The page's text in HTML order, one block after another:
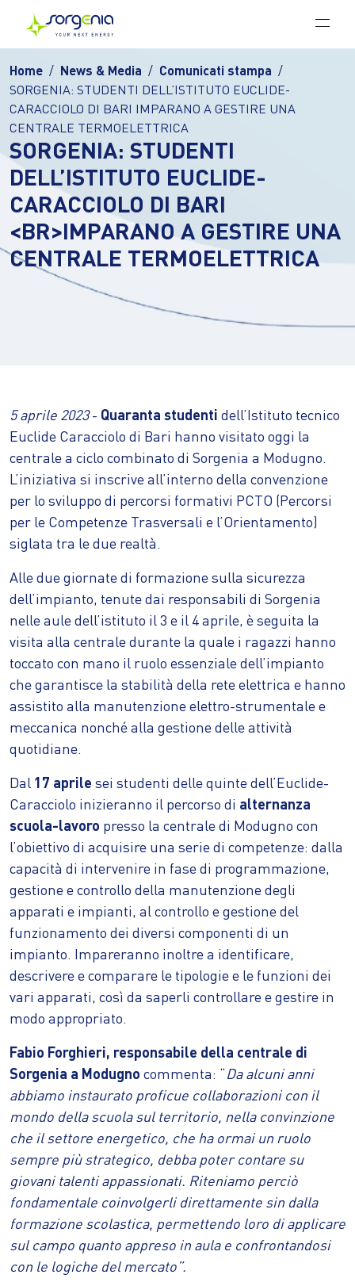
Vai al contenuto principale
Home News & Media
Comunicati stampa
SORGENIA: STUDENTI DELL’ISTITUTO EUCLIDE-
CARACCIOLO DI BARI IMPARANO A GESTIRE UNA
CENTRALE TERMOELETTRICA
SORGENIA: STUDENTI
DELL’ISTITUTO EUCLIDE-
CARACCIOLO DI BARI
<BR>IMPARANO A GESTIRE UNA
CENTRALE TERMOELETTRICA
5 aprile 2023- Quaranta studenti dell’Istituto tecnico
Euclide Caracciolo di Bari hanno visitato oggi la
centrale a ciclo combinato di Sorgenia a Modugno.
L’iniziativa si inscrive all’interno della convenzione
per lo sviluppo di percorsi formativi PCTO (Percorsi
per le Competenze Trasversali e l’Orientamento)
siglata tra le due realtà.
Alle due giornate di formazione sulla sicurezza
dell’impianto, tenute dai responsabili di Sorgenia
nelle aule dell’istituto il 3 e il 4 aprile, è seguita la
visita alla centrale durante la quale i ragazzi hanno
toccato con mano il ruolo essenziale dell’impianto
che garantisce la stabilità della rete elettrica e hanno
assistito alla manutenzione elettro-strumentale e
meccanica nonché alla gestione delle attività
quotidiane.
Dal 17 aprile sei studenti delle quinte dell’Euclide-
Caracciolo inizieranno il percorso di alternanza
scuola-lavoro presso la centrale di Modugno con
l’obiettivo di acquisire una serie di competenze: dalla
capacità di intervenire in fase di programmazione,
gestione e controllo della manutenzione degli
apparati e impianti, al controllo e gestione del
funzionamento dei diversi componenti di un
impianto. Impareranno inoltre a identificare,
descrivere e comparare le tipologie e le funzioni dei
vari apparati, così da saperli controllare e gestire in
modo appropriato.
Fabio Forghieri, responsabile della centrale di
Sorgenia a Modugno commenta: “Da alcuni anni
abbiamo instaurato proficue collaborazioni con il
mondo della scuola sul territorio, nella convinzione
che il settore energetico, che ha ormai un ruolo
sempre più strategico, debba poter contare su
giovani talenti appassionati. Riteniamo perciò
fondamentale coinvolgerli direttamente sin dalla
formazione scolastica, permettendo loro di applicare
sul campo quanto appreso in aula e confrontandosi
con le logiche del mercato”.